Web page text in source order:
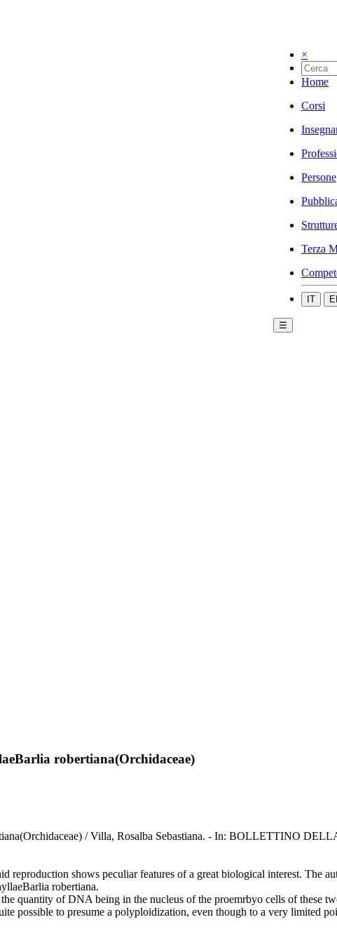
×
Home
Corsi
Persone
Terza
IT
☰
robertiana(Orchidaceae)
/ Villa, Rosalba Sebastiana. - In: BOLLETTINO
reproduction shows peculiar features of a great biological interest. The
robertiana.
quantity of DNA being in the nucleus of the proemrbyo cells of these
possible to presume a polyploidization, even though to a very limited